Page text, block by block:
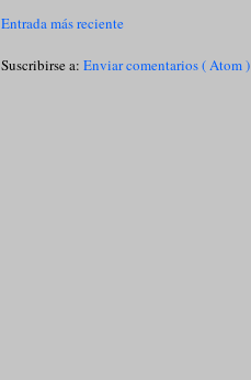
Entrada más reciente
Suscribirse a: Enviar comentarios ( Atom )